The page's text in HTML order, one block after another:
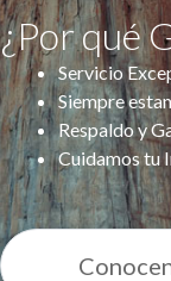
¿Por qué
Servicio
Siempre
Respaldo y
Cuidamos tu